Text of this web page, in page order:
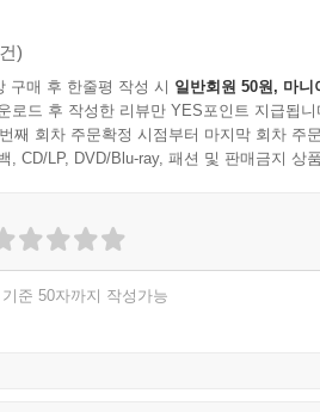
)
구매 후 한줄평 작성 시 일반회원 50원, 마니
로드 후 작성한 리뷰만 YES포인트 지급됩니
째 회차 주문확정 시점부터 마지막 회차 주
, CD/LP, DVD/Blu-ray, 패션 및 판매금지 상
준 50자까지 작성가능